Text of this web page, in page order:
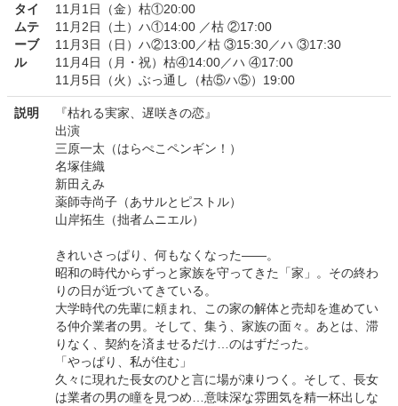
タイ
ムテ
ーブ
ル
11月1日（金）枯①20:00
11月2日（土）ハ①14:00 ／枯 ②17:00
11月3日（日）ハ②13:00／枯 ③15:30／ハ ③17:30
11月4日（月・祝）枯④14:00／ハ ④17:00
11月5日（火）ぶっ通し（枯⑤ハ⑤）19:00
説明
『枯れる実家、遅咲きの恋』
出演
三原一太（はらぺこペンギン！）
名塚佳織
新田えみ
薬師寺尚子（あサルとピストル）
山岸拓生（拙者ムニエル）
きれいさっぱり、何もなくなった――。
昭和の時代からずっと家族を守ってきた「家」。その終わ
りの日が近づいてきている。
大学時代の先輩に頼まれ、この家の解体と売却を進めてい
る仲介業者の男。そして、集う、家族の面々。あとは、滞
りなく、契約を済ませるだけ…のはずだった。
「やっぱり、私が住む」
久々に現れた長女のひと言に場が凍りつく。そして、長女
は業者の男の瞳を見つめ…意味深な雰囲気を精一杯出しな